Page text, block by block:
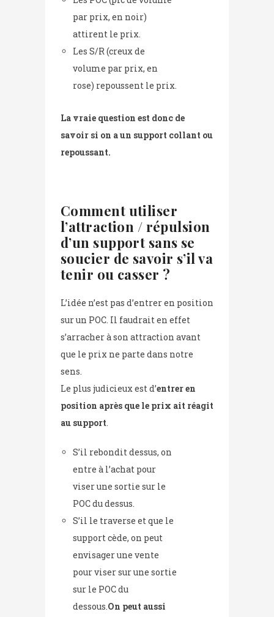
par prix, en noir)
attirent le prix.
Les S/R (creux de
volume par prix, en
rose) repoussent le prix.
La vraie question est donc de
savoir si on a un support collant ou
repoussant.
Comment utiliser
l’attraction / répulsion
d’un support sans se
soucier de savoir s’il va
tenir ou casser ?
L’idée n’est pas d’entrer en position
sur un POC. Il faudrait en effet
s’arracher à son attraction avant
que le prix ne parte dans notre
sens.
Le plus judicieux est d’entrer en
position après que le prix ait réagit
au support.
S’il rebondit dessus, on
entre à l’achat pour
viser une sortie sur le
POC du dessus.
S’il le traverse et que le
support cède, on peut
envisager une vente
pour viser sur une sortie
sur le POC du
dessous.On peut aussi